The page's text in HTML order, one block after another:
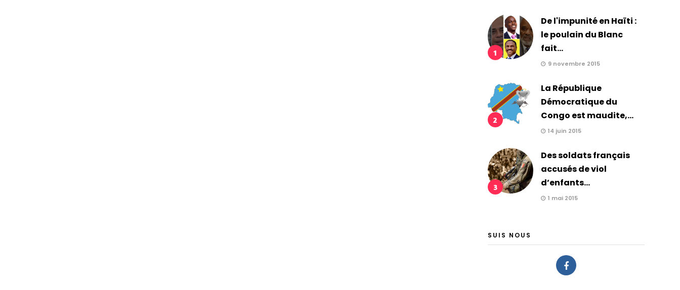
1
De l'impunité en Haïti :
le poulain du Blanc
fait...
9 novembre 2015
2
La République
Démocratique du
Congo est maudite,...
14 juin 2015
3
Des soldats français
accusés de viol
d’enfants...
1 mai 2015
SUIS NOUS